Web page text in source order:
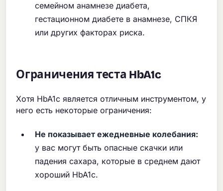
семейном анамнезе диабета,
гестационном диабете в анамнезе, СПКЯ
или других факторах риска.
Ограничения теста HbA1c
Хотя HbA1c является отличным инструментом, у
него есть некоторые ограничения:
Не показывает ежедневные колебания:
у вас могут быть опасные скачки или
падения сахара, которые в среднем дают
хороший HbA1c.